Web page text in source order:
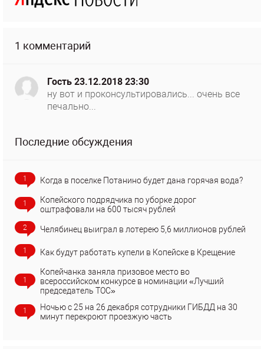
1 комментарий
Гость 23.12.2018 23:30
ну вот и проконсультировались... очень все
печально...
Последние обсуждения
1 Когда в поселке Потанино будет дана горячая вода?
1
Копейского подрядчика по уборке дорог
оштрафовали на 600 тысяч рублей
2 Челябинец выиграл в лотерею 5,6 миллионов рублей
1 Как будут работать купели в Копейске в Крещение
1
Копейчанка заняла призовое место во
всероссийском конкурсе в номинации «Лучший
председатель ТОС»
1
Ночью с 25 на 26 декабря сотрудники ГИБДД на 30
минут перекроют проезжую часть